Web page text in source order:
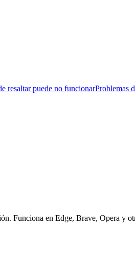
resaltar puede no funcionarProblemas
Funciona en Edge, Brave, Opera y